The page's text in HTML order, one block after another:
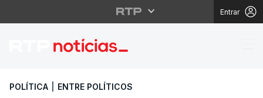
Entrar
PSD promete
POLÍTICA ENTRE POLÍTICOS